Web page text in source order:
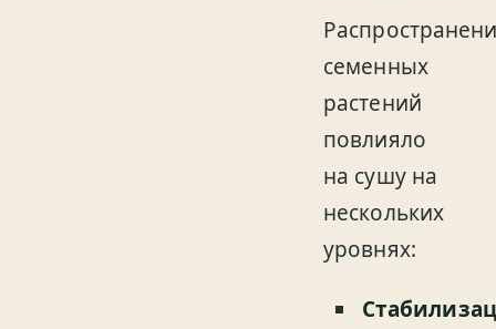
семенных
растений
повлияло
на сушу на
нескольких
уровнях: